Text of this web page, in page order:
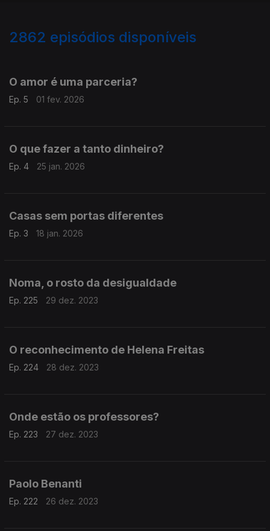
2862 episódios disponíveis
O amor é uma parceria?
Ep. 5 01 fev. 2026
O que fazer a tanto dinheiro?
Ep. 4 25 jan. 2026
Casas sem portas diferentes
Ep. 3 18 jan. 2026
Noma, o rosto da desigualdade
Ep. 225 29 dez. 2023
O reconhecimento de Helena Freitas
Ep. 224 28 dez. 2023
Onde estão os professores?
Ep. 223 27 dez. 2023
Paolo Benanti
Ep. 222 26 dez. 2023